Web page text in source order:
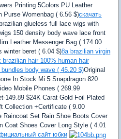
Printing 5Colors PU Leather
Purse Womenbag ( 6.56 $)скачать
glueless full lace wigs with
150 density body wave lace front
Leather Messenger Bag ( 174.00
winter beret ( 6.04 $)8a brazilian virgin
hair 100% human hair
body wave ( 45.20 $)Original
In Stock Mi 5 Snapdragon 820
Mobile Phones ( 269.99
149.89 $24K Carat Gold Foil Plated
Collection +Certificate ( 9.00
Raincoat Set Rain Shoe Boots Cover
Coat Shoes Cover Long Style ( 4.01
сайт юбки